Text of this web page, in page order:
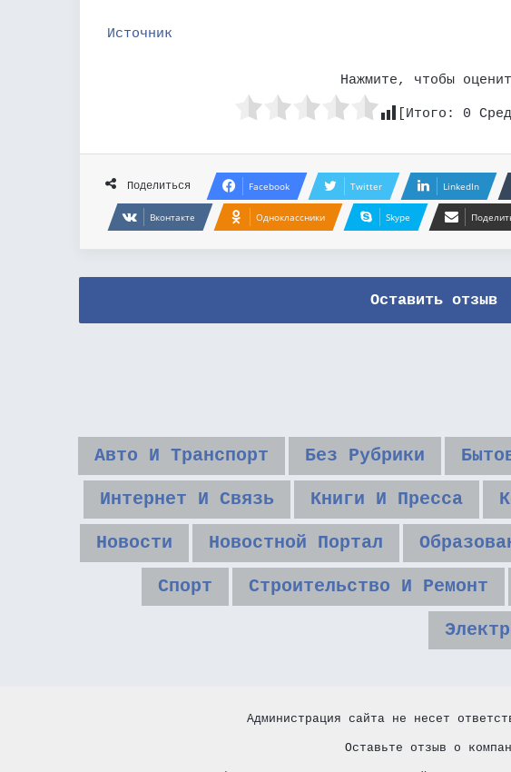
Источник
Нажмите, чтобы
[Итого: 0
Поделиться Facebook Twitter LinkedIn
Вконтакте Одноклассники Skype
Оставить отзыв
Авто И Транспорт Без Рубрики
Интернет И Связь Книги И Пресса
Новости Новостной Портал
Спорт Строительство И Ремонт
Администрация сайта не несет
Оставьте отзыв о